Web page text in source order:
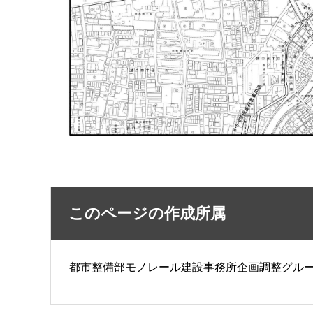
このページの作成所属
都市整備部モノレール建設事務所企画調整グル